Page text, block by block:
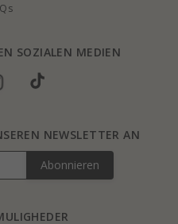
SOZIALEN MEDIEN
NEWSLETTER AN
Abonnieren